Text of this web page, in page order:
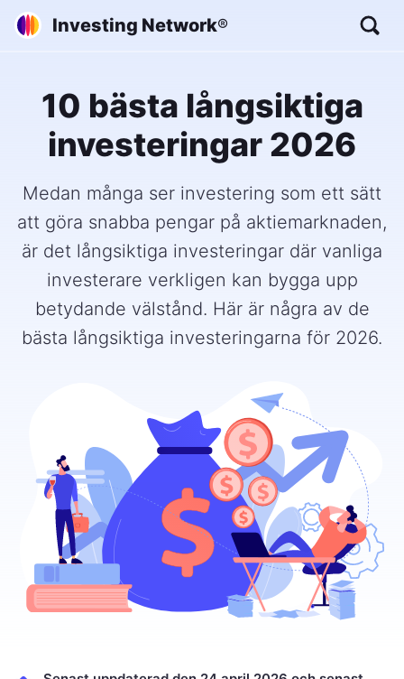
Investing Network®
10 bästa långsiktiga
investeringar 2026
Medan många ser investering som ett sätt
att göra snabba pengar på aktiemarknaden,
är det långsiktiga investeringar där vanliga
investerare verkligen kan bygga upp
betydande välstånd. Här är några av de
bästa långsiktiga investeringarna för 2026.